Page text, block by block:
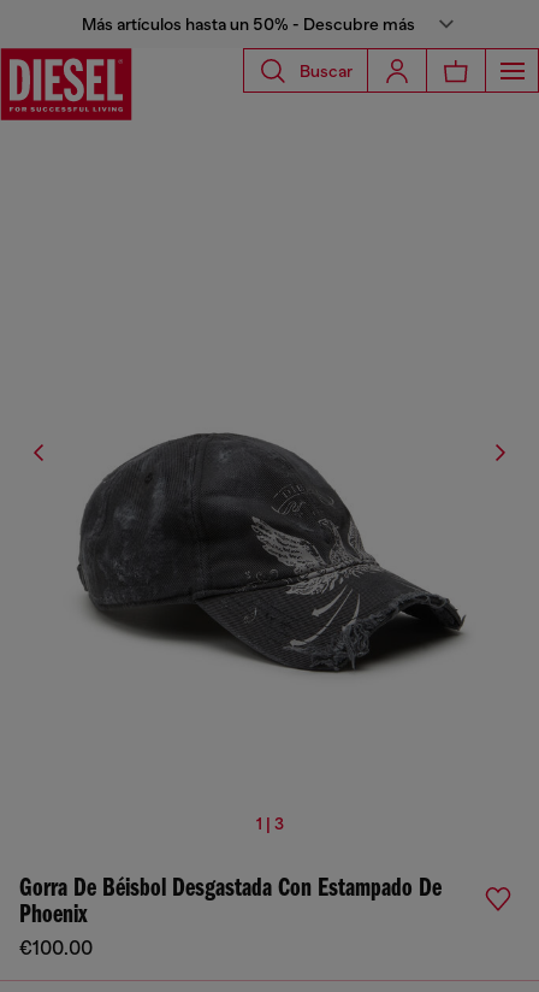
Más artículos hasta un 50% - Descubre más
Buscar
1 | 3
Gorra De Béisbol Desgastada Con Estampado De
Phoenix
€100.00